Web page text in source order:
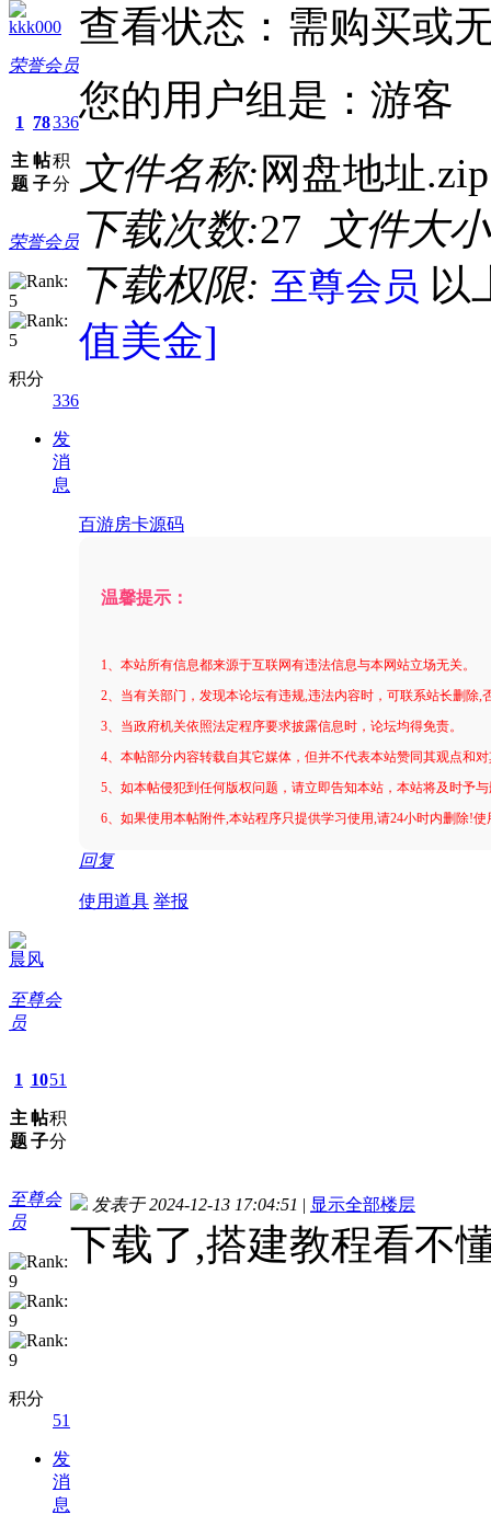
kkk000
荣誉会员
1
主
题
78
帖
子
336
积
分
荣誉会员
积分
336
发
消
息
查看状态：需购买或
您的用户组是：游客
文件名称: 网盘地址
下载次数:27
文件大
下载权限: 至尊会员 以
值美金]
百游房卡源码
温馨提示：
1、本站所有信息都来源于互联网有违法信息与本网站立场无关。
2、当有关部门，发现本论坛有违规,违法内容时，可联系站长删除,
3、当政府机关依照法定程序要求披露信息时，论坛均得免责。
4、本帖部分内容转载自其它媒体，但并不代表本站赞同其观点和
5、如本帖侵犯到任何版权问题，请立即告知本站，本站将及时予
6、如果使用本帖附件,本站程序只提供学习使用,请24小时内删除!
回复
使用道具 举报
晨风
至尊会
员
1
主
题
10
帖
子
51
积
分
至尊会
员
积分
51
发
消
息
发表于 2024-12-13 17:04:51 | 显示全部楼层
下载了,搭建教程看不